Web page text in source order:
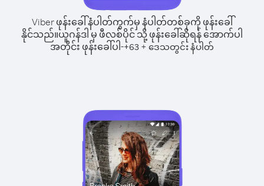
Viber ဖုန်းခေါ်နံပါတ်ကွက်မှ နံပါတ်တစ်ခုကို ဖုန်းခေါ်
နိုင်သည်။ယူဂန်ဒါ မှ ဖီလစ်ပိုင် သို့ ဖုန်းခေါ်ဆိုရန် အောက်ပါ
အတိုင်း ဖုန်းခေါ်ပါ-+63 + ဒေသတွင်း နံပါတ်